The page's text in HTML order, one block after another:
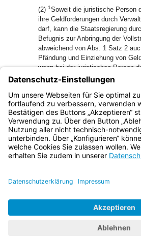
(2) 1Soweit die juristische Person
ihre Geldforderungen durch
darf, kann die Staatsregierung
Befugnis zur Anbringung der
abweichend von Abs. 1 Satz 2
Pfändung und Einziehung von
wenn bei der juristischen Person
gewährleistet ist, daß die
ordnungsgemäß durchgeführt
Gemeindeordnung, Art. 79 Abs. 4
Art. 77 Abs. 4 der Bezirksordnung
Bayern.de
BayernPortal
Impressum